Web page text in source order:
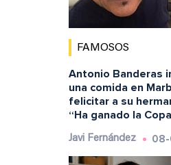
FAMOSOS
Antonio Banderas
una comida en
felicitar a su
“Ha ganado la
Javi Fernández